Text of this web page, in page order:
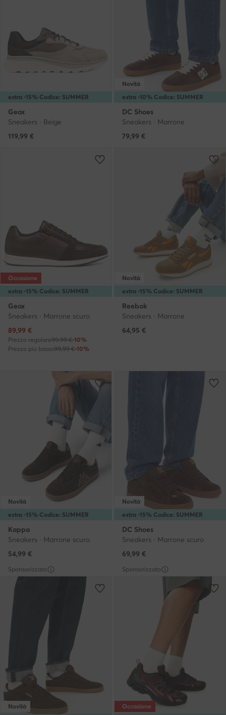
extra -15% Codice: SUMMER
Geox
Sneakers · Beige
119,99 €
extra -10% Codice: SUMMER
Novità
DC Shoes
Sneakers · Marrone
79,99 €
extra -15% Codice: SUMMER
Occasione
Geox
Sneakers · Marrone scuro
Prezzo attuale
89,99 €
Prezzo regolare99,99 €-10%
Prezzo più basso99,99 €-10%
extra -15% Codice: SUMMER
Novità
Reebok
Sneakers · Marrone
64,95 €
extra -15% Codice: SUMMER
Novità
Kappa
Sneakers · Marrone scuro
54,99 €
extra -15% Codice: SUMMER
Novità
DC Shoes
Sneakers · Marrone scuro
69,99 €
Sponsorizzato
Novità
Sponsorizzato
Occasione